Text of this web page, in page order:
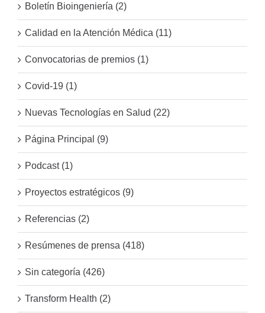
Boletín Bioingeniería (2)
Calidad en la Atención Médica (11)
Convocatorias de premios (1)
Covid-19 (1)
Nuevas Tecnologías en Salud (22)
Página Principal (9)
Podcast (1)
Proyectos estratégicos (9)
Referencias (2)
Resúmenes de prensa (418)
Sin categoría (426)
Transform Health (2)